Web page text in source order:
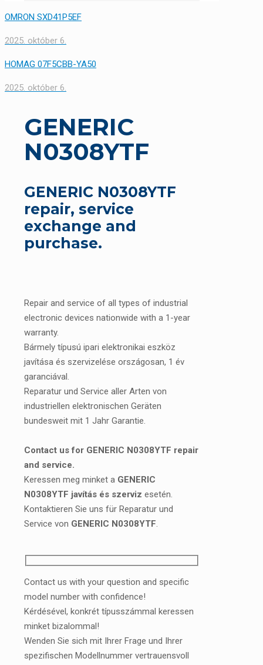
OMRON SXD41P5EF
2025. október 6.
HOMAG 07F5CBB-YA50
2025. október 6.
GENERIC
N0308YTF
GENERIC N0308YTF
repair, service
exchange and
purchase.
Repair and service of all types of industrial
electronic devices nationwide with a 1-year
warranty.
Bármely típusú ipari elektronikai eszköz
javítása és szervizelése országosan, 1 év
garanciával.
Reparatur und Service aller Arten von
industriellen elektronischen Geräten
bundesweit mit 1 Jahr Garantie.
Contact us for GENERIC N0308YTF repair
and service.
Keressen meg minket a GENERIC
N0308YTF javítás és szerviz esetén.
Kontaktieren Sie uns für Reparatur und
Service von GENERIC N0308YTF.
Contact us with your question and specific
model number with confidence!
Kérdésével, konkrét típusszámmal keressen
minket bizalommal!
Wenden Sie sich mit Ihrer Frage und Ihrer
spezifischen Modellnummer vertrauensvoll